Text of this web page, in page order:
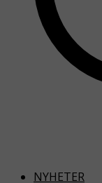
NYHETER